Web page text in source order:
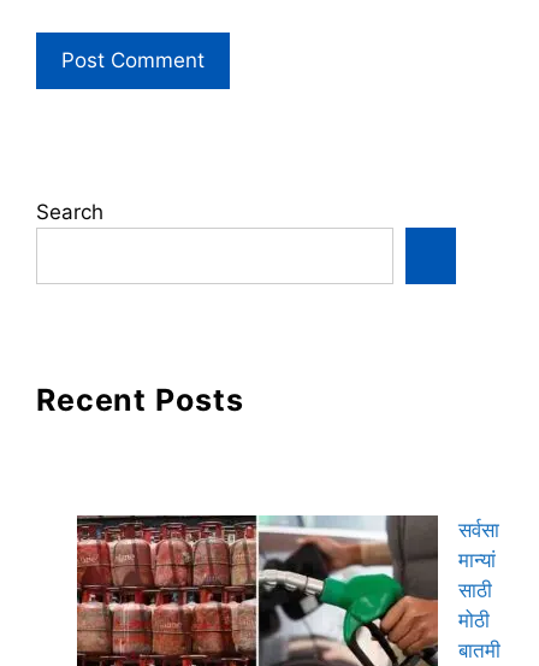
Search
Recent Posts
सर्वसा
मान्यां
साठी
मोठी
बातमी